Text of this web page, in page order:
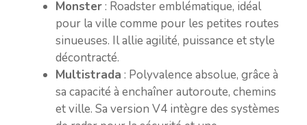
Monster : Roadster emblématique, idéal
pour la ville comme pour les petites routes
sinueuses. Il allie agilité, puissance et style
décontracté.
Multistrada : Polyvalence absolue, grâce à
sa capacité à enchaîner autoroute, chemins
et ville. Sa version V4 intègre des systèmes